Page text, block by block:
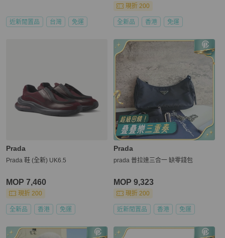
近新閒置品 台灣 免運
現折 200
全新品 香港 免運
Prada
Prada 鞋 (全新) UK6.5
MOP 7,460
現折 200
全新品 香港 免運
Prada
prada 普拉達三合一 缺零錢包
MOP 9,323
現折 200
近新閒置品 香港 免運